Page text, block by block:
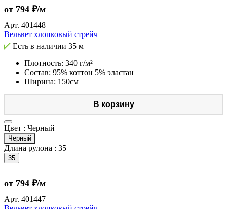
от 794 ₽/м
Арт. 401448
Вельвет хлопковый стрейч
Есть в наличии 35 м
Плотность: 340 г/м²
Состав: 95% коттон 5% эластан
Ширина: 150см
В корзину
Цвет : Черный
Черный
Длина рулона : 35
35
от 794 ₽/м
Арт. 401447